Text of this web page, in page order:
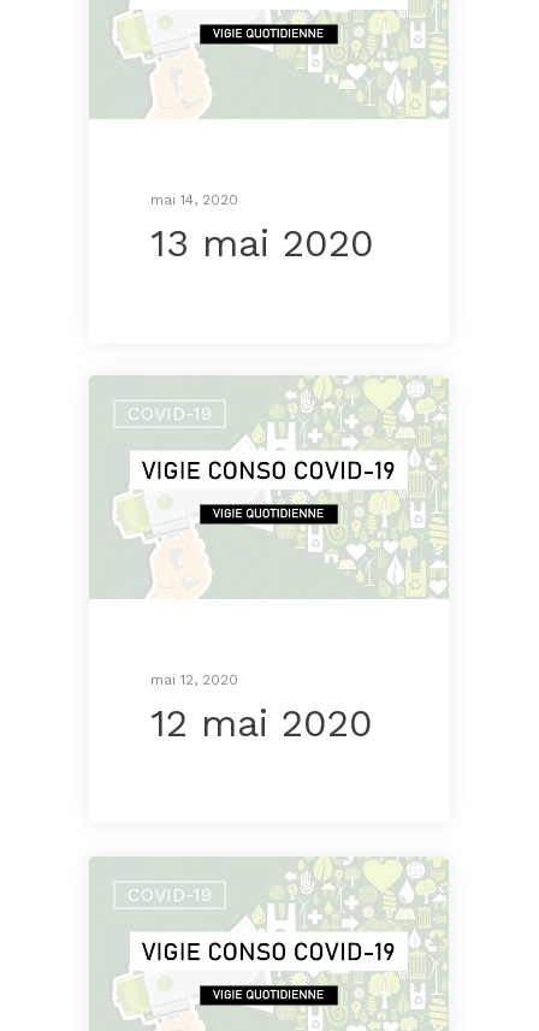
mai 14, 2020
13 mai 2020
COVID-19
mai 12, 2020
12 mai 2020
COVID-19